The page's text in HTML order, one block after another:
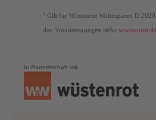
Gilt für Wüstenrot Wohnsparen D
den Voraussetzungen siehe
In Partnerschaft mit: